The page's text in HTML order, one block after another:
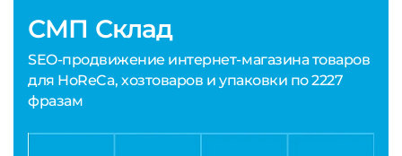
СМП Склад
SEO-продвижение интернет-магазина товаров
для HoReCa, хозтоваров и упаковки по 2227
фразам